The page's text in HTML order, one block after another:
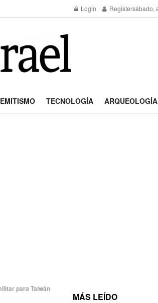
Login Registersábado,
TECNOLOGÍA ARQUEOLOGÍA
para Taiwán
MÁS LEÍDO